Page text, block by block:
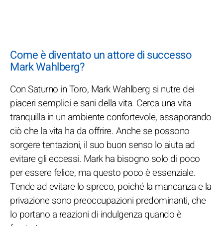
Come è diventato un attore di successo
Mark Wahlberg?
Con Saturno in Toro, Mark Wahlberg si nutre dei
piaceri semplici e sani della vita. Cerca una vita
tranquilla in un ambiente confortevole, assaporando
ciò che la vita ha da offrire. Anche se possono
sorgere tentazioni, il suo buon senso lo aiuta ad
evitare gli eccessi. Mark ha bisogno solo di poco
per essere felice, ma questo poco è essenziale.
Tende ad evitare lo spreco, poiché la mancanza e la
privazione sono preoccupazioni predominanti, che
lo portano a reazioni di indulgenza quando è